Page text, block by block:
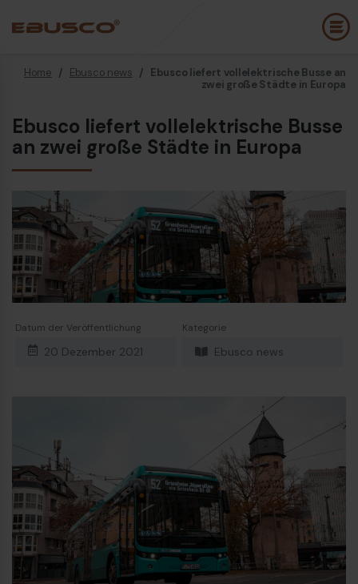
Back (Über uns)
Unternehmensprofil
Vision und Werte
Nachhaltigkeit
Firmengeschichte
Auszeichnungen und Zertifizierungen
Team
Home / Ebusco news / Ebusco liefert vollelektrische Busse an
zwei große Städte in Europa
Ebusco liefert vollelektrische Busse
an zwei große Städte in Europa
Datum der Veröffentlichung
20 Dezember 2021
Kategorie
Ebusco news